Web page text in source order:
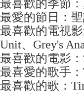
最喜歡的季節
最愛的節日：
最喜歡的電視
Unit、Grey's
最喜歡的電影
最喜愛的歌手
最喜歡的歌：